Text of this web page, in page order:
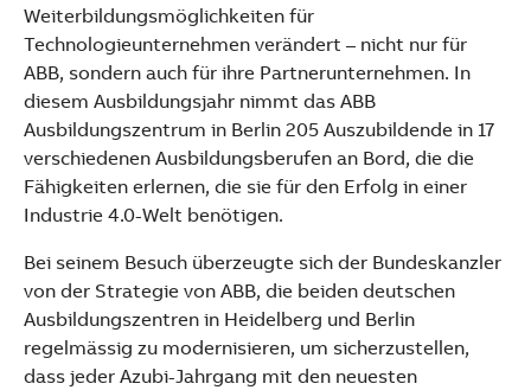
Weiterbildungsmöglichkeiten für
Technologieunternehmen verändert – nicht nur für
ABB, sondern auch für ihre Partnerunternehmen. In
diesem Ausbildungsjahr nimmt das ABB
Ausbildungszentrum in Berlin 205 Auszubildende in 17
verschiedenen Ausbildungsberufen an Bord, die die
Fähigkeiten erlernen, die sie für den Erfolg in einer
Industrie 4.0-Welt benötigen.
Bei seinem Besuch überzeugte sich der Bundeskanzler
von der Strategie von ABB, die beiden deutschen
Ausbildungszentren in Heidelberg und Berlin
regelmässig zu modernisieren, um sicherzustellen,
dass jeder Azubi-Jahrgang mit den neuesten